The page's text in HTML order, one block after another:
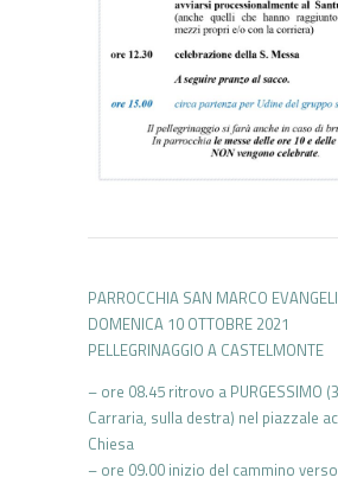
PARROCCHIA SAN MARCO
DOMENICA 10 OTTOBRE 2021
PELLEGRINAGGIO A CASTELMONTE
– ore 08.45 ritrovo a PURGESSIMO
Carraria, sulla destra) nel piazzale
Chiesa
– ore 09.00 inizio del cammino